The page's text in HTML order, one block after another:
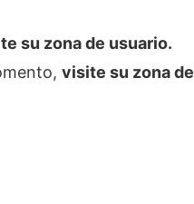
su zona de usuario.
visite su zona de